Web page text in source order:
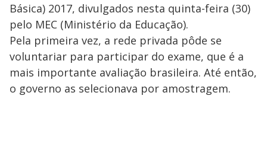
Básica) 2017, divulgados nesta quinta-feira (30)
pelo MEC (Ministério da Educação).
Pela primeira vez, a rede privada pôde se
voluntariar para participar do exame, que é a
mais importante avaliação brasileira. Até então,
o governo as selecionava por amostragem.